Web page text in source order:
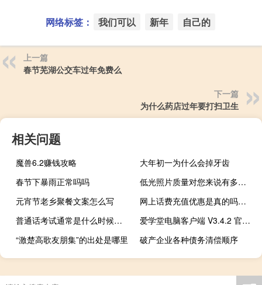
网络标签： 我们可以 新年 自己的
上一篇
春节芜湖公交车过年免费么
下一篇
为什么药店过年要打扫卫生
相关问题
魔兽6.2赚钱攻略
大年初一为什么会掉牙齿
春节下暴雨正常吗吗
低光照片质量对您来说有多重要
元宵节老乡聚餐文案怎么写
网上话费充值优惠是真的吗（网上话费充值）
普通话考试通常是什么时候进行
爱学堂电脑客户端 V3.4.2 官方PC版（爱学堂电脑客户端 V3.4.2 官方PC版功能简介）
“激楚高歌友朋集”的出处是哪里
破产企业各种债务清偿顺序